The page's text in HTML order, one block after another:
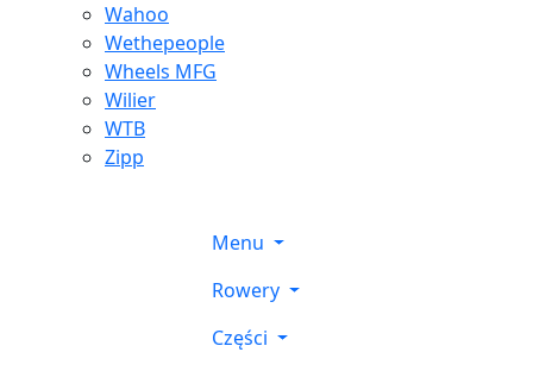
Wahoo
Wethepeople
Wheels MFG
Wilier
WTB
Zipp
Menu
Rowery
Części